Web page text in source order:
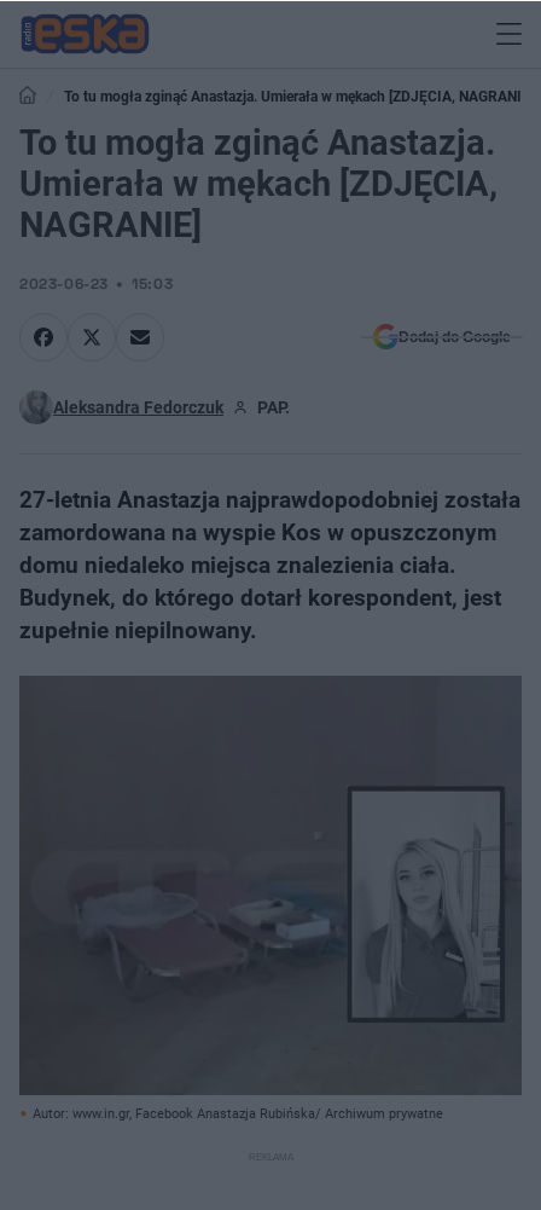
To tu mogła zginąć Anastazja. Umierała w mękach [ZDJĘCIA, NAGRANIE]
To tu mogła zginąć Anastazja.
Umierała w mękach [ZDJĘCIA,
NAGRANIE]
2023-06-23 15:03
Dodaj do Google
Aleksandra Fedorczuk PAP.
27-letnia Anastazja najprawdopodobniej została
zamordowana na wyspie Kos w opuszczonym
domu niedaleko miejsca znalezienia ciała.
Budynek, do którego dotarł korespondent, jest
zupełnie niepilnowany.
Autor: www.in.gr, Facebook Anastazja Rubińska/ Archiwum prywatne